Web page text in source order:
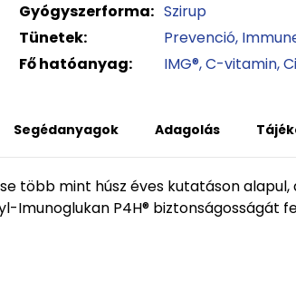
Gyógyszerforma: Szirup
Tünetek:
Prevenció
Fő hatóanyag:
IMG® C-vitamin
Segédanyagok Adagolás
több mint húsz éves kutatáson
Imunoglukan P4H® biztonságosságát